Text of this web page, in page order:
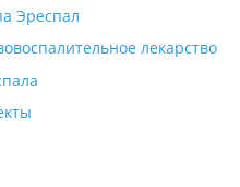
Эреспал
лекарство